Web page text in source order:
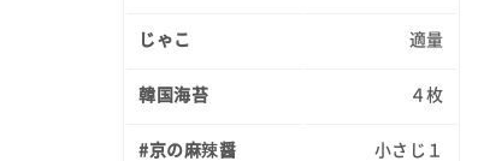
じゃこ 適量
韓国海苔 ４枚
#京の麻辣醤 小さじ１